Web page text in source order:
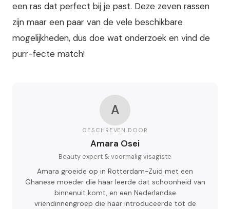
een ras dat perfect bij je past. Deze zeven rassen
zijn maar een paar van de vele beschikbare
mogelijkheden, dus doe wat onderzoek en vind de
purr-fecte match!
A
GESCHREVEN DOOR
Amara Osei
Beauty expert & voormalig visagiste
Amara groeide op in Rotterdam-Zuid met een
Ghanese moeder die haar leerde dat schoonheid van
binnenuit komt, en een Nederlandse
vriendinnengroep die haar introduceerde tot de